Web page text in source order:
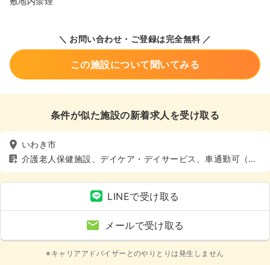
＼ お問い合わせ・ご登録は完全無料 ／
この施設について聞いてみる
条件が似た施設の新着求人を受け取る
いわき市
介護老人保健施設、デイケア・デイサービス、車通勤可（駐
車場有）
LINEで受け取る
メールで受け取る
※キャリアアドバイザーとのやりとりは発生しません